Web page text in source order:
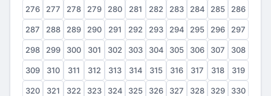
276 277 278 279 280 281 282 283 284 285 286
287 288 289 290 291 292 293 294 295 296 297
298 299 300 301 302 303 304 305 306 307 308
309 310 311 312 313 314 315 316 317 318 319
320 321 322 323 324 325 326 327 328 329 330